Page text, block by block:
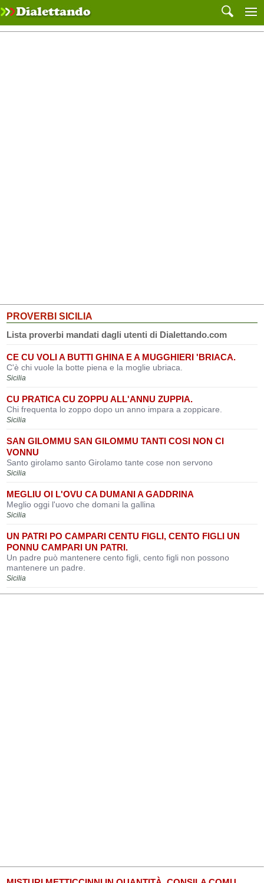
PROVERBI SICILIA
Lista proverbi mandati dagli utenti di Dialettando.com
CE CU VOLI A BUTTI GHINA E A MUGGHIERI 'BRIACA.
C'è chi vuole la botte piena e la moglie ubriaca.
Sicilia
CU PRATICA CU ZOPPU ALL'ANNU ZUPPIA.
Chi frequenta lo zoppo dopo un anno impara a zoppicare.
Sicilia
SAN GILOMMU SAN GILOMMU TANTI COSI NON CI
VONNU
Santo girolamo santo Girolamo tante cose non servono
Sicilia
MEGLIU OI L'OVU CA DUMANI A GADDRINA
Meglio oggi l'uovo che domani la gallina
Sicilia
UN PATRI PO CAMPARI CENTU FIGLI, CENTO FIGLI UN
PONNU CAMPARI UN PATRI.
Un padre può mantenere cento figli, cento figli non possono
mantenere un padre.
Sicilia